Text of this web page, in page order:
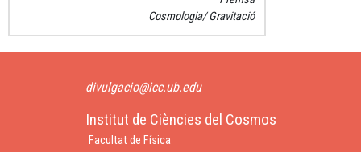
Cosmologia Gravitació
divulgacio@icc.ub.edu
Institut de Ciències del Cosmos
Facultat de Física